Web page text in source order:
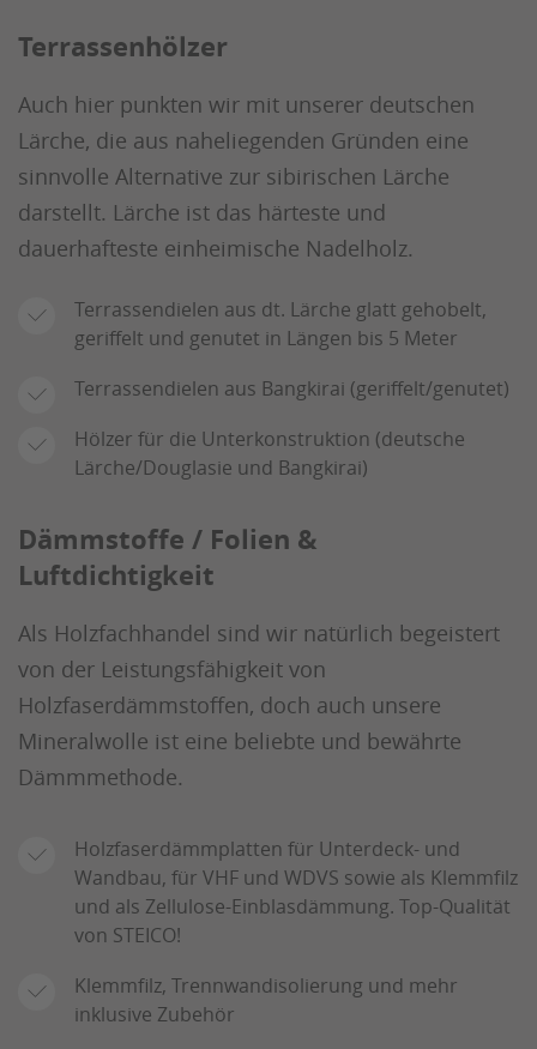
Terrassenhölzer
Auch hier punkten wir mit unserer deutschen
Lärche, die aus naheliegenden Gründen eine
sinnvolle Alternative zur sibirischen Lärche
darstellt. Lärche ist das härteste und
dauerhafteste einheimische Nadelholz.
Terrassendielen aus dt. Lärche glatt gehobelt,
geriffelt und genutet in Längen bis 5 Meter
Terrassendielen aus Bangkirai (geriffelt/genutet)
Hölzer für die Unterkonstruktion (deutsche
Lärche/Douglasie und Bangkirai)
Dämmstoffe / Folien &
Luftdichtigkeit
Als Holzfachhandel sind wir natürlich begeistert
von der Leistungsfähigkeit von
Holzfaserdämmstoffen, doch auch unsere
Mineralwolle ist eine beliebte und bewährte
Dämmmethode.
Holzfaserdämmplatten für Unterdeck- und
Wandbau, für VHF und WDVS sowie als Klemmfilz
und als Zellulose-Einblasdämmung. Top-Qualität
von STEICO!
Klemmfilz, Trennwandisolierung und mehr
inklusive Zubehör